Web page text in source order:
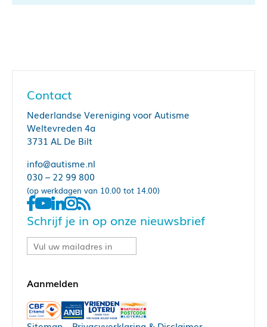
Contact
Nederlandse Vereniging voor Autisme
Weltevreden 4a
3731 AL De Bilt
info@autisme.nl
030 – 22 99 800
(op werkdagen van 10.00 tot 14.00)
Schrijf je in op onze nieuwsbrief